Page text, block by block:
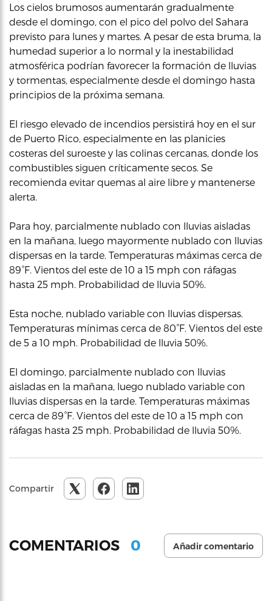
Los cielos brumosos aumentarán gradualmente
desde el domingo, con el pico del polvo del Sahara
previsto para lunes y martes. A pesar de esta bruma, la
humedad superior a lo normal y la inestabilidad
atmosférica podrían favorecer la formación de lluvias
y tormentas, especialmente desde el domingo hasta
principios de la próxima semana.
El riesgo elevado de incendios persistirá hoy en el sur
de Puerto Rico, especialmente en las planicies
costeras del suroeste y las colinas cercanas, donde los
combustibles siguen críticamente secos. Se
recomienda evitar quemas al aire libre y mantenerse
alerta.
Para hoy, parcialmente nublado con lluvias aisladas
en la mañana, luego mayormente nublado con lluvias
dispersas en la tarde. Temperaturas máximas cerca de
89°F. Vientos del este de 10 a 15 mph con ráfagas
hasta 25 mph. Probabilidad de lluvia 50%.
Esta noche, nublado variable con lluvias dispersas.
Temperaturas mínimas cerca de 80°F. Vientos del este
de 5 a 10 mph. Probabilidad de lluvia 50%.
El domingo, parcialmente nublado con lluvias
aisladas en la mañana, luego nublado variable con
lluvias dispersas en la tarde. Temperaturas máximas
cerca de 89°F. Vientos del este de 10 a 15 mph con
ráfagas hasta 25 mph. Probabilidad de lluvia 50%.
Compartir
COMENTARIOS 0 Añadir comentario